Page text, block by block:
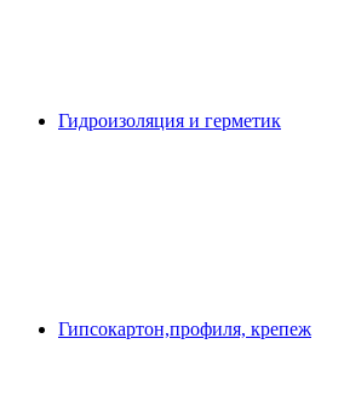
Гидроизоляция и герметик
Гипсокартон,профиля, крепеж